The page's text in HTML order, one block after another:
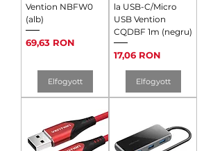
Vention NBFW0
(alb)
Ár
69,63 RON
Elfogyott
la USB-C/Micro
USB Vention
CQDBF 1m (negru)
Ár
17,06 RON
Elfogyott